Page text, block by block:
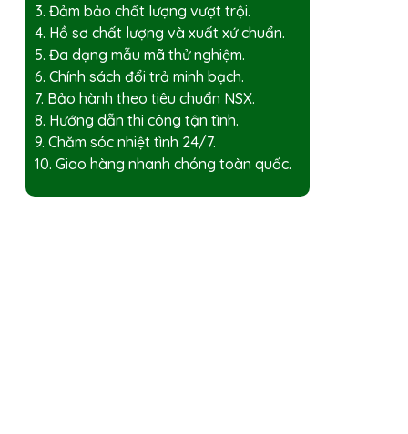
3. Đảm bảo chất lượng vượt trội.
4. Hồ sơ chất lượng và xuất xứ chuẩn.
5. Đa dạng mẫu mã thử nghiệm.
6. Chính sách đổi trả minh bạch.
7. Bảo hành theo tiêu chuẩn NSX.
8. Hướng dẫn thi công tận tình.
9. Chăm sóc nhiệt tình 24/7.
10. Giao hàng nhanh chóng toàn quốc.